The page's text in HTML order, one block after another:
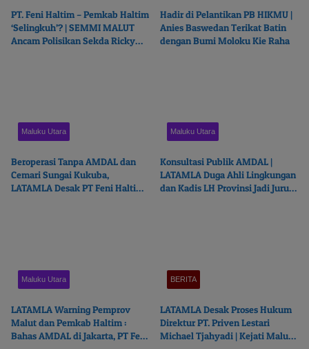
PT. Feni Haltim – Pemkab Haltim
‘Selingkuh’? | SEMMI MALUT
Ancam Polisikan Sekda Ricky
Hadir di Pelantikan PB HIKMU |
Anies Baswedan Terikat Batin
dengan Bumi Moloku Kie Raha
Maluku Utara
Beroperasi Tanpa AMDAL dan
Cemari Sungai Kukuba,
LATAMLA Desak PT Feni Haltim
Maluku Utara
Konsultasi Publik AMDAL |
LATAMLA Duga Ahli Lingkungan
dan Kadis LH Provinsi Jadi Juru
Maluku Utara
LATAMLA Warning Pemprov
Malut dan Pemkab Haltim :
Bahas AMDAL di Jakarta, PT Feni
BERITA
LATAMLA Desak Proses Hukum
Direktur PT. Priven Lestari
Michael Tjahyadi | Kejati Malut